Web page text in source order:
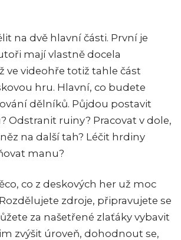
na dvě hlavní části. První je
mají vlastně docela
ve videohře totiž tahle část
hru. Hlavní, co budete
dělníků. Půjdou postavit
Odstranit ruiny? Pracovat v dole,
na další tah? Léčit hrdiny
manu?
co z deskových her už moc
zdroje, připravujete se
za našetřené zlaťáky vybavit
zvýšit úroveň, dohodnout se,